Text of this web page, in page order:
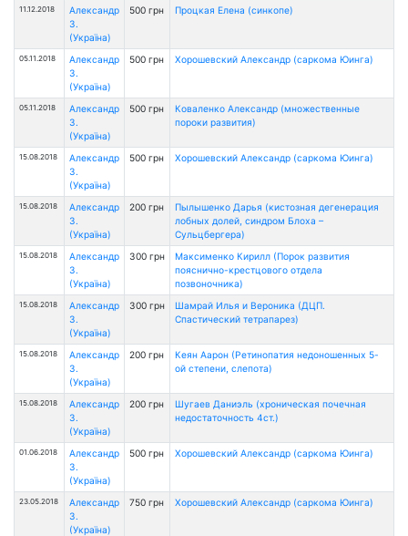
11.12.2018
Александр
З.
(Україна)
500 грн Процкая Елена (синкопе)
05.11.2018
Александр
З.
(Україна)
500 грн Хорошевский Александр (саркома Юинга)
05.11.2018
Александр
З.
(Україна)
500 грн
Коваленко Александр (множественные
пороки развития)
15.08.2018
Александр
З.
(Україна)
500 грн Хорошевский Александр (саркома Юинга)
15.08.2018
Александр
З.
(Україна)
200 грн
Пылышенко Дарья (кистозная дегенерация
лобных долей, синдром Блоха –
Сульцбергера)
15.08.2018
Александр
З.
(Україна)
300 грн
Максименко Кирилл (Порок развития
пояснично-крестцового отдела
позвоночника)
15.08.2018
Александр
З.
(Україна)
300 грн
Шамрай Илья и Вероника (ДЦП.
Спастический тетрапарез)
15.08.2018
Александр
З.
(Україна)
200 грн
Кеян Аарон (Ретинопатия недоношенных 5-
ой степени, слепота)
15.08.2018
Александр
З.
(Україна)
200 грн
Шугаев Даниэль (хроническая почечная
недостаточность 4ст.)
01.06.2018
Александр
З.
(Україна)
500 грн Хорошевский Александр (саркома Юинга)
23.05.2018
Александр
З.
(Україна)
750 грн Хорошевский Александр (саркома Юинга)